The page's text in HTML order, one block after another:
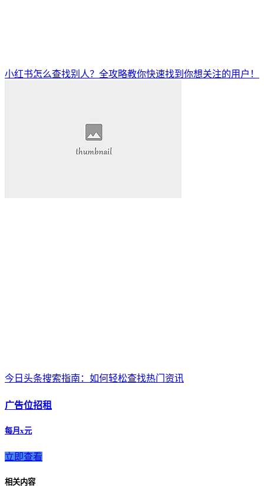
小红书怎么查找别人？全攻略教你快速找到你想关注的用户！
今日头条搜索指南：如何轻松查找热门资讯
广告位招租
每月x元
立即查看
相关内容